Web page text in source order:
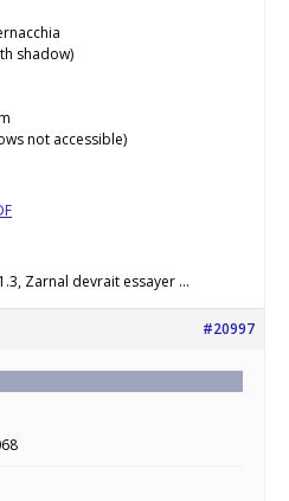
shadow)
not accessible)
Zarnal devrait essayer …
#20997